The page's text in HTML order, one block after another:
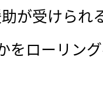
助が受けら
をローリン